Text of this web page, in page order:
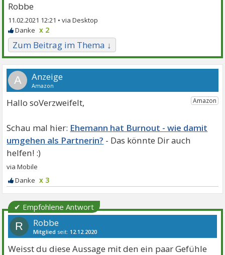
Robbe
11.02.2021 12:21 •
x 2
Zum Beitrag im Thema ↓
A
Hallo soVerzweifelt,
Ehemann hat Burnout - wie damit
umgehen als Partnerin?
x 3
✔ Empfohlene Antwort
R Robbe
Mitglied seit: 12.12.2020
Weisst du diese Aussage mit den ein paar Gefühle